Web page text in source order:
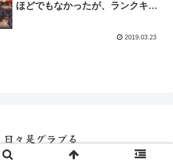
ほどでもなかったが、ランクキャ
2019.03.23
日々是グラブる
© 2016 日々是グラブる.